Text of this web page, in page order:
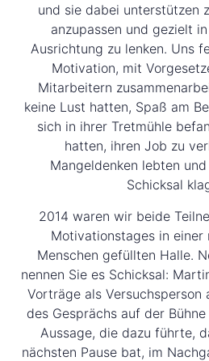
und sie dabei unterstützen
anzupassen und gezielt
Ausrichtung zu lenken. Uns
Motivation, mit
Mitarbeitern
keine Lust hatten, Spaß am
sich in ihrer Tretmühle
hatten, ihren Job zu
Mangeldenken lebten
Schicksal
2014 waren wir beide
Motivationstages in einer
Menschen gefüllten Halle.
nennen Sie es Schicksal:
Vorträge als Versuchsperson
des Gesprächs auf der
Aussage, die dazu führte,
nächsten Pause bat, im